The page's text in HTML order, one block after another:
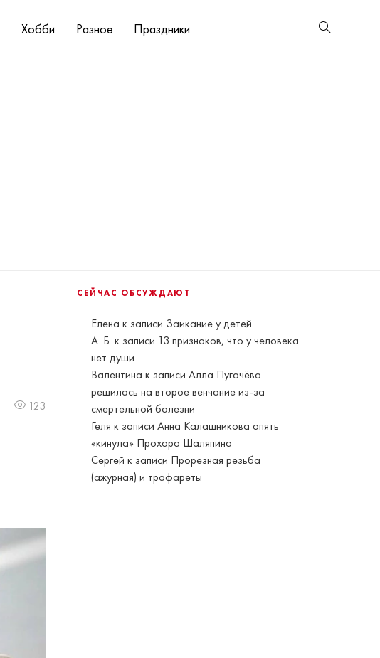
Хобби Разное Праздники
СЕЙЧАС ОБСУЖДАЮТ
Елена к записи Заикание у детей
А. Б. к записи 13 признаков, что у человека
нет души
Валентина к записиАлла Пугачёва
решилась на второе венчание из-за
смертельной болезни
Геля к записиАнна Калашникова опять
«кинула» Прохора Шаляпина
Сергей к записи Прорезная резьба
(ажурная) и трафареты
123